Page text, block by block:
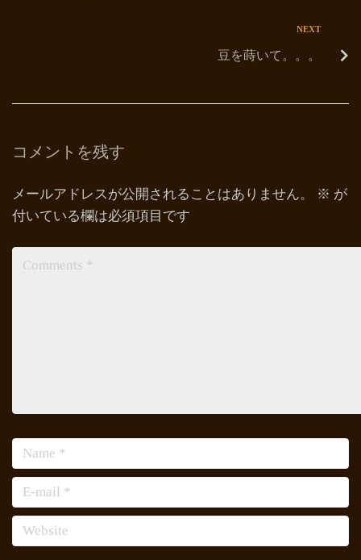
NEXT
豆を蒔いて。。。
コメントを残す
メールアドレスが公開されることはありません。 ※ が
付いている欄は必須項目です